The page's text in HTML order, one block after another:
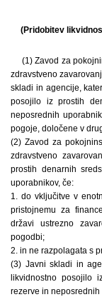
(Pridobitev
(1) Zavod za
zdravstveno
skladi in agencije,
posojilo iz prostih
neposrednih
pogoje, določene v
(2) Zavod za
zdravstveno
prostih denarnih
uporabnikov, če:
1. do vključitve v
pristojnemu za
državi ustrezno
pogodbi;
2. in ne razpolagata s
(3) Javni skladi in
likvidnostno posojilo
rezerve in neposrednih